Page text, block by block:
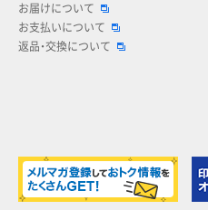
お届けについて
お支払いについて
返品・交換について